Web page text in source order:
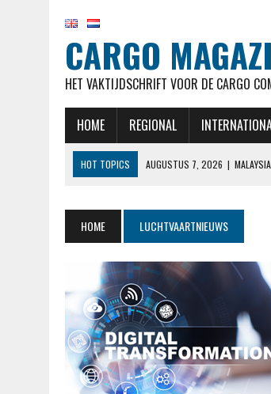
CARGO
HET VAKTIJDSCHRIFT VOOR DE CARGO
HOME REGIONAL
HOT TOPICS AUGUSTUS 7, 2026 |
AUGUSTUS 7, 2026 | NATIONAL AIRLINES
AUGUSTUS 7, 2026 | STAKING
HOME LUCHTVAARTNIEUWS